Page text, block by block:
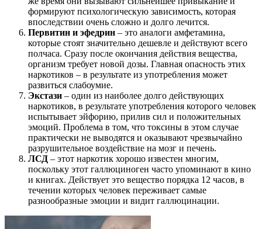
формируют психологическую зависимость, которая
впоследствии очень сложно и долго лечится.
Первитин и эфедрин – это аналоги амфетамина,
которые стоят значительно дешевле и действуют всего
полчаса. Сразу после окончания действия вещества,
организм требует новой дозы. Главная опасность этих
наркотиков – в результате из употребления может
развиться слабоумие.
Экстази – один из наиболее долго действующих
наркотиков, в результате употребления которого человек
испытывает эйфорию, прилив сил и положительных
эмоций. Проблема в том, что токсины в этом случае
практически не выводятся и оказывают чрезвычайно
разрушительное воздействие на мозг и печень.
ЛСД – этот наркотик хорошо известен многим,
поскольку этот галлюциноген часто упоминают в кино
и книгах. Действует это вещество порядка 12 часов, в
течении которых человек переживает самые
разнообразные эмоции и видит галлюцинации.